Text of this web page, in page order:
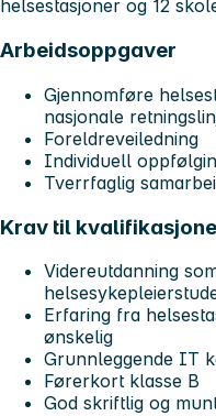
helsestasjoner og 12
Arbeidsoppgaver
Gjennomføre
nasjonale
Foreldreveiledning
Individuell
Tverrfaglig
Krav til
Videreutdanning
Erfaring fra
ønskelig
Grunnleggende IT
Førerkort klasse B
God skriftlig og